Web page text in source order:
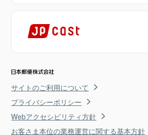
サイトのご利用について
プライバシーポリシー
Webアクセシビリティ方針
お客さま本位の業務運営に関する基本方針